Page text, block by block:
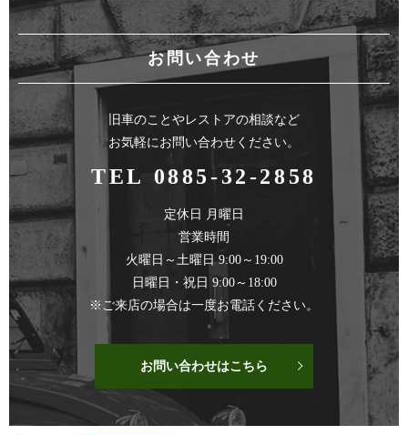
お問い合わせ
旧車のことやレストアの相談など
お気軽にお問い合わせください。
TEL 0885-32-2858
定休日 月曜日
営業時間
火曜日～土曜日 9:00～19:00
日曜日・祝日 9:00～18:00
※ご来店の場合は一度お電話ください。
お問い合わせはこちら